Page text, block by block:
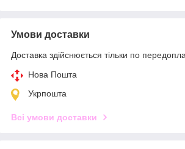
Умови доставки
Доставка здійснюється тільки по
Нова Пошта
Укрпошта
Всі умови доставки